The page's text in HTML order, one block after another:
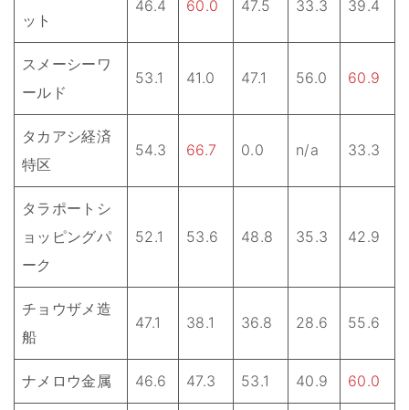
ット
46.4 60.0 47.5 33.3 39.4
スメーシーワ
ールド
53.1 41.0 47.1 56.0 60.9
タカアシ経済
特区
54.3 66.7 0.0 n/a 33.3
タラポートシ
ョッピングパ
ーク
52.1 53.6 48.8 35.3 42.9
チョウザメ造
船
47.1 38.1 36.8 28.6 55.6
ナメロウ金属 46.6 47.3 53.1 40.9 60.0